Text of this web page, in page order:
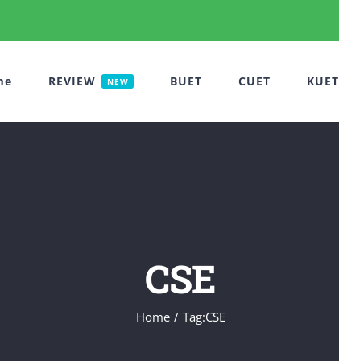
REVIEW NEW BUET CUET KUET
CSE
Home Tag:CSE